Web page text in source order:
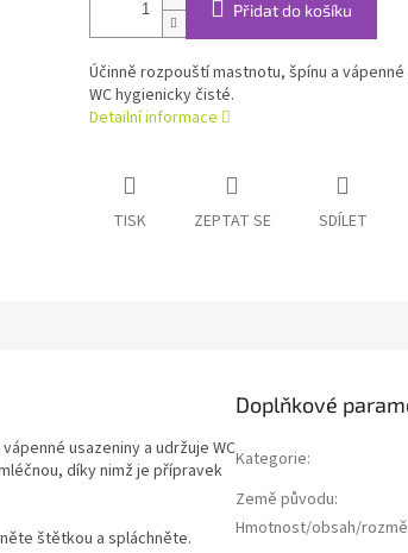
Přidat do košíku
Účinně rozpouští mastnotu, špínu a
WC hygienicky čisté.
Detailní informace
TISK ZEPTAT SE SDÍLET
usazeniny a udržuje WC
díky nimž je přípravek
štětkou a spláchněte.
Doplňkové
Kategorie:
Země původu:
Hmotnost/obsah/